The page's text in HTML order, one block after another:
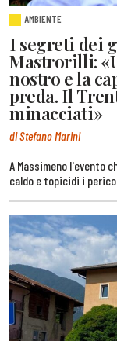
AMBIENTE
I segreti dei
Mastrorilli:
nostro e la
preda. Il
minacciati»
di Stefano Marini
A Massimeno l'evento
caldo e topicidi i